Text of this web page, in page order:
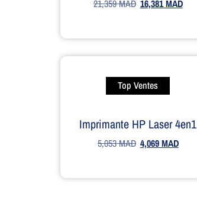
21,359MAD 16,381MAD
Top Ventes
Imprimante HP Laser 4en1
5,053MAD 4,069MAD